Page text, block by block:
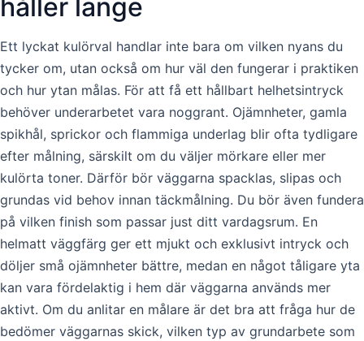
håller länge
Ett lyckat kulörval handlar inte bara om vilken nyans du
tycker om, utan också om hur väl den fungerar i praktiken
och hur ytan målas. För att få ett hållbart helhetsintryck
behöver underarbetet vara noggrant. Ojämnheter, gamla
spikhål, sprickor och flammiga underlag blir ofta tydligare
efter målning, särskilt om du väljer mörkare eller mer
kulörta toner. Därför bör väggarna spacklas, slipas och
grundas vid behov innan täckmålning. Du bör även fundera
på vilken finish som passar just ditt vardagsrum. En
helmatt väggfärg ger ett mjukt och exklusivt intryck och
döljer små ojämnheter bättre, medan en något tåligare yta
kan vara fördelaktig i hem där väggarna används mer
aktivt. Om du anlitar en målare är det bra att fråga hur de
bedömer väggarnas skick, vilken typ av grundarbete som